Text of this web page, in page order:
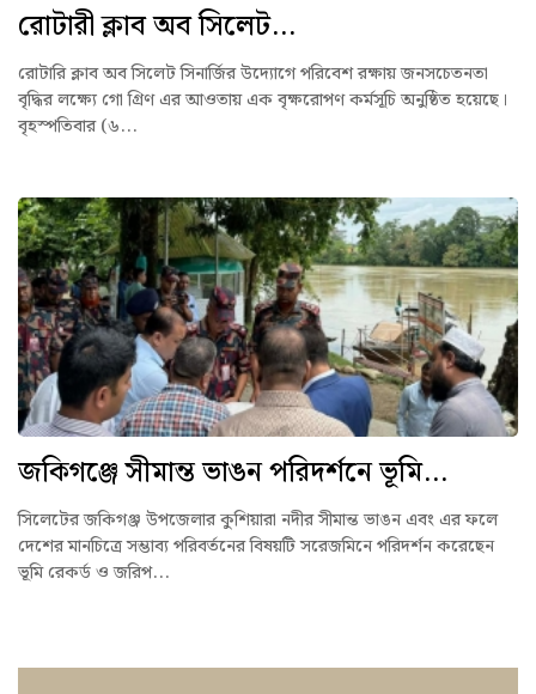
রোটারী ক্লাব অব সিলেট...
রোটারি ক্লাব অব সিলেট সিনার্জির উদ্যোগে পরিবেশ রক্ষায় জনসচেতনতা
বৃদ্ধির লক্ষ্যে গো গ্রিণ এর আওতায় এক বৃক্ষরোপণ কর্মসূচি অনুষ্ঠিত হয়েছে।
বৃহস্পতিবার (৬...
জকিগঞ্জে সীমান্ত ভাঙন পরিদর্শনে ভূমি...
সিলেটের জকিগঞ্জ উপজেলার কুশিয়ারা নদীর সীমান্ত ভাঙন এবং এর ফলে
দেশের মানচিত্রে সম্ভাব্য পরিবর্তনের বিষয়টি সরেজমিনে পরিদর্শন করেছেন
ভূমি রেকর্ড ও জরিপ...